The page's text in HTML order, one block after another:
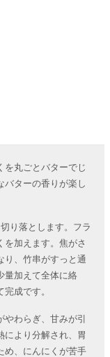
を丸ごとバターでじ
バターの香りが楽し
り落とします。フラ
を加えます。焦がさ
り、竹串がすっと通
量加えて全体に絡
成です。
わらぎ、甘みが引
により分解され、胃
め、にんにくが苦手